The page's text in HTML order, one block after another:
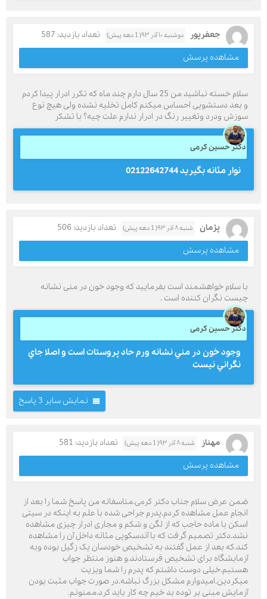
جعفرپور دوشنبه ۱۰ آذر ۹۳( 1 دهه پیش)
تعداد بازدید: 587
مشاهده پرسش
سلام خسته نباشید من 25 سال دارم چند ماه که تکرر ادرار پیدا کردم
و بعد دستشویی احساس میکنم کامل تخلیه نشده ولی هیچ نوع
سوزش ودرد وتغییر رنگ در ادرار ندارم علت چیه؟ با تشکر
دکتر حسین کرمی
نوار مثانه بگیرید 02122642744
پژمان شنبه ۸ آذر ۹۳( 1 دهه پیش)
تعداد بازدید: 506
مشاهده پرسش
با سلام خواهشمند است بفرمایید که وجود خون در منی نشانه
چیست نگران کننده است .
دکتر حسین کرمی
وجود خون در مني نشانه ورم حاد پروستات است و اصلا جاي
نگراني نيست
نمایش سایر 3 پاسخ
مهناز شنبه ۸ آذر ۹۳( 1 دهه پیش)
تعداد بازدید: 581
مشاهده پرسش
ضمن عرض سلام جناب دکتر کرمی.متاسفانه من پاسخ شما را بعد از
انجام عمل مشاهده کردم.پدرم جراحی شده با علم به اینکه در سیتی
اسکن با ماده حاجب که از لگن و شکم و مجاری ادرار چیزی مشاهده
نشد.دکتر تصمیم گرفت که با آندسکوپی مثانه داخل آن را مشاهده
کند.که بعد از عمل گفتند به تشخیص خودسان یک زگیل بوده وبه
آزمایشگاه برای تشخیص فرستادند.و هنوز منتظر جواب
هستیم.خیلی دوست داشتم که پدرم را شما ویزیت
میکردین.امیدوارم مشکل بزرگ نباشه.در صورت جواب مثبت بودن
آزمایش مبنی بر توده بد خیم چه کار باید کرد.ممنونم.